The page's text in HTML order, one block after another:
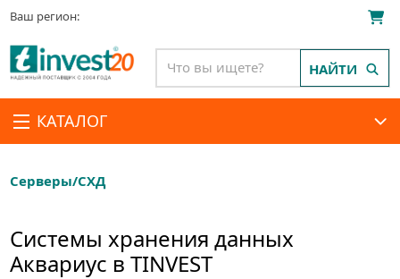
Ваш регион:
КАТАЛОГ
НАЙТИ
Серверы/СХД
Системы хранения данных
Аквариус в TINVEST